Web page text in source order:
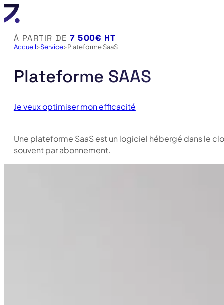
Plateforme SAAS
À PARTIR DE7 500€ HT
Accueil Service Plateforme SaaS
Je veux optimiser mon efficacité
Une plateforme SaaS est un logiciel hébergé dans le
souvent par abonnement.